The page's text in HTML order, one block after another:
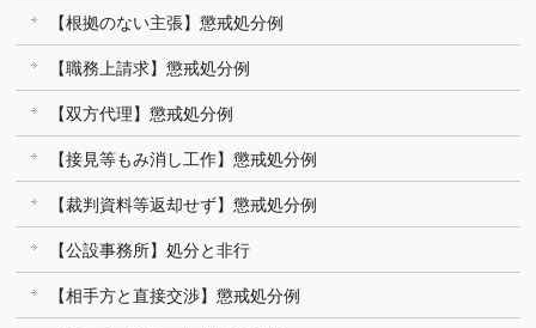
【根拠のない主張】懲戒処分例
【職務上請求】懲戒処分例
【双方代理】懲戒処分例
【接見等もみ消し工作】懲戒処分例
【裁判資料等返却せず】懲戒処分例
【公設事務所】処分と非行
【相手方と直接交渉】懲戒処分例